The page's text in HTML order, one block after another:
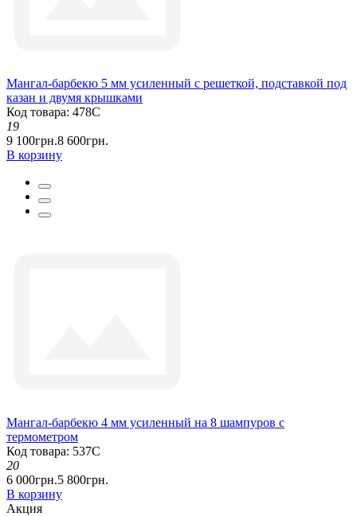
Мангал-барбекю 5 мм усиленный с решеткой, подставкой под
казан и двумя крышками
Код товара: 478С
19
9 100грн.8 600грн.
В корзину
Мангал-барбекю 4 мм усиленный на 8 шампуров с
термометром
Код товара: 537С
20
6 000грн.5 800грн.
В корзину
Акция